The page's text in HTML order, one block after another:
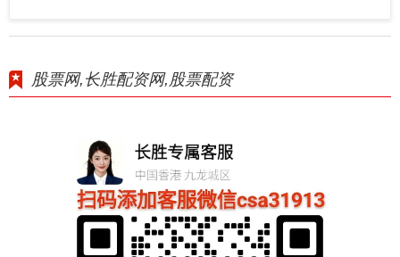
股票网,长胜配资网,股票配资